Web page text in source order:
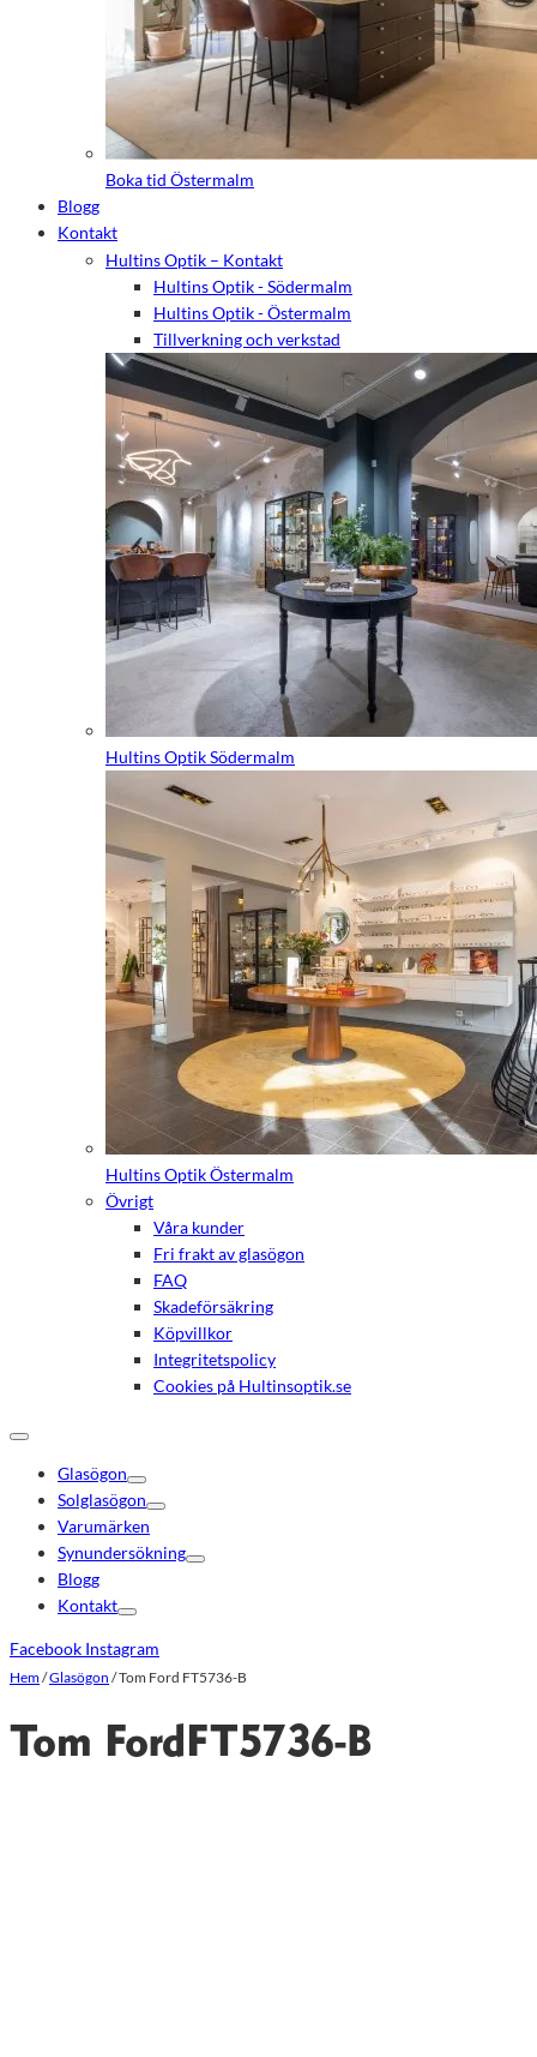
Boka tid Östermalm
Blogg
Kontakt
Hultins Optik – Kontakt
Hultins Optik - Södermalm
Hultins Optik - Östermalm
Tillverkning och verkstad
Hultins Optik Södermalm
Hultins Optik Östermalm
Övrigt
Våra kunder
Fri frakt av glasögon
FAQ
Skadeförsäkring
Köpvillkor
Integritetspolicy
Cookies på Hultinsoptik.se
Glasögon
Solglasögon
Varumärken
Synundersökning
Blogg
Kontakt
Facebook Instagram
Hem/Glasögon /Tom Ford FT5736-B
Tom Ford FT5736-B